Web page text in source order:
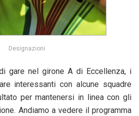
Designazioni
gare nel girone A di Eccellenza, i
interessanti con alcune squadre
per mantenersi in linea con gli
Andiamo a vedere il programma